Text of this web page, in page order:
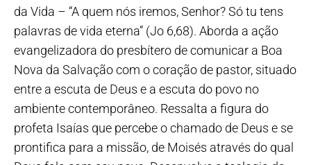
da Vida – “A quem nós iremos, Senhor? Só tu tens
palavras de vida eterna” (Jo 6,68). Aborda a ação
evangelizadora do presbítero de comunicar a Boa
Nova da Salvação com o coração de pastor, situado
entre a escuta de Deus e a escuta do povo no
ambiente contemporâneo. Ressalta a figura do
profeta Isaías que percebe o chamado de Deus e se
prontifica para a missão, de Moisés através do qual